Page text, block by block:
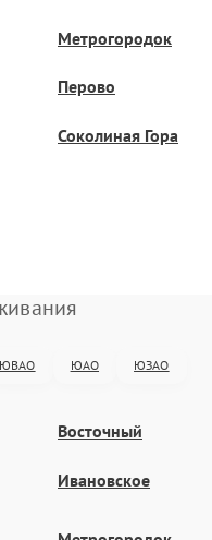
Метрогородок
Перово
Соколиная Гора
ЮВАО ЮАО ЮЗАО
Восточный
Ивановское